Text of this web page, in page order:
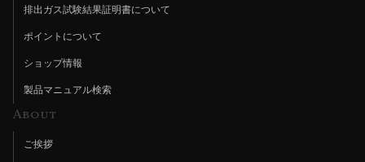
排出ガス試験結果証明書について
ポイントについて
ショップ情報
製品マニュアル検索
About
ご挨拶